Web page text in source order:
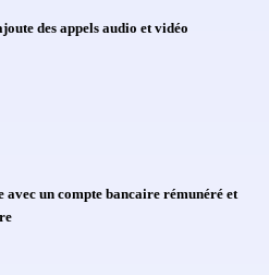
des appels audio et vidéo
avec un compte bancaire rémunéré et